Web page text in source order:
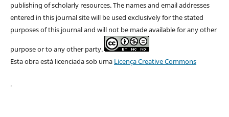
publishing of scholarly resources. The names and email addresses
entered in this journal site will be used exclusively for the stated
purposes of this journal and will not be made available for any other
purpose or to any other party.
Esta obra está licenciada sob uma Licença Creative Commons
.